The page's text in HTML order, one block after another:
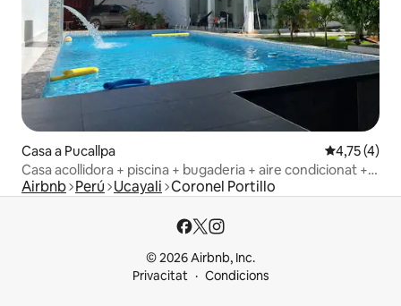
Casa a Pucallpa 4,75 de
4,75 (4)
Casa acollidora + piscina + bugaderia + aire condicionat +
aparcament + terrassa a Pucallpa
Airbnb Perú Ucayali Coronel Portillo
© 2026 Airbnb, Inc.
Privacitat
Condicions